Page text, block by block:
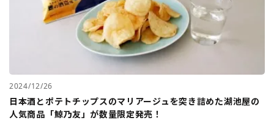
2024/12/26
日本酒とポテトチップスのマリアージュを突き詰めた湖池屋の
人気商品「鯨乃友」が数量限定発売！